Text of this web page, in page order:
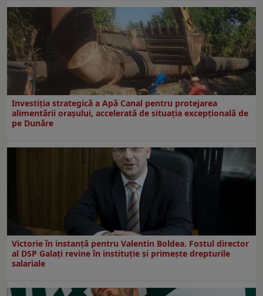
Investiția strategică a Apă Canal pentru protejarea
alimentării orașului, accelerată de situația excepțională de
pe Dunăre
Victorie în instanță pentru Valentin Boldea. Fostul director
al DSP Galați revine în instituție și primește drepturile
salariale